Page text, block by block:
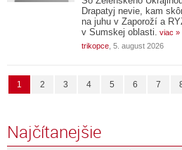
Drapatyj nevie, kam
na juhu v Zaporoží a
v Sumskej oblasti. viac »
trikopce , 5. august 2026
1 2 3 4 5 6 7
Najčítanejšie